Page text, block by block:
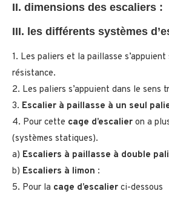
II. dimensions des escaliers :
III. les différents systèmes
1. Les paliers et la paillasse
résistance.
2. Les paliers s’appuient dans le sens
3. Escalier à paillasse à un seul
4. Pour cette cage d’escalier on a
(systèmes statiques).
a) Escaliers à paillasse à double
b) Escaliers à limon :
5. Pour la cage d’escalier ci-dessous